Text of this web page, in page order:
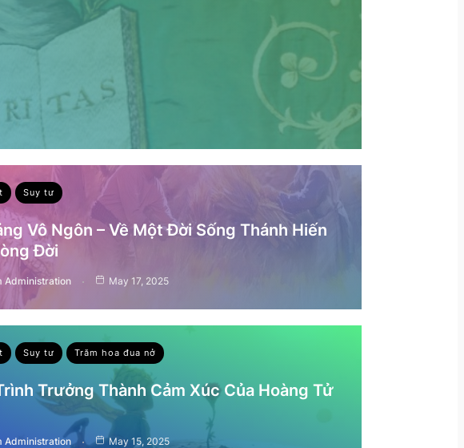
Suy tư
Vô Ngôn – Về Một Đời Sống Thánh Hiến
Đời
Administration May 17, 2025
Suy tư Trăm hoa đua nở
Trưởng Thành Cảm Xúc Của Hoàng Tử
Administration May 15, 2025